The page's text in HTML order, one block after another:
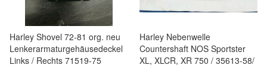
Harley Shovel 72-81 org. neu
Lenkerarmaturgehäusedeckel
Links / Rechts 71519-75
Harley Nebenwelle
Countershaft NOS Sportster
XL, XLCR, XR 750 / 35613-58/